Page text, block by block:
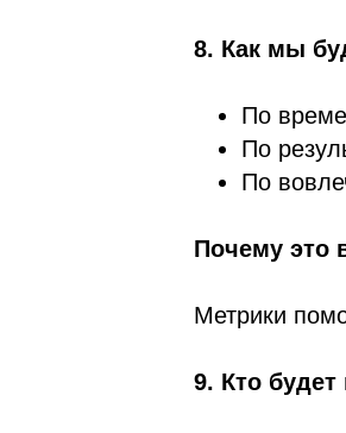
8. Как мы
По
По
По
Почему это
Метрики
9. Кто